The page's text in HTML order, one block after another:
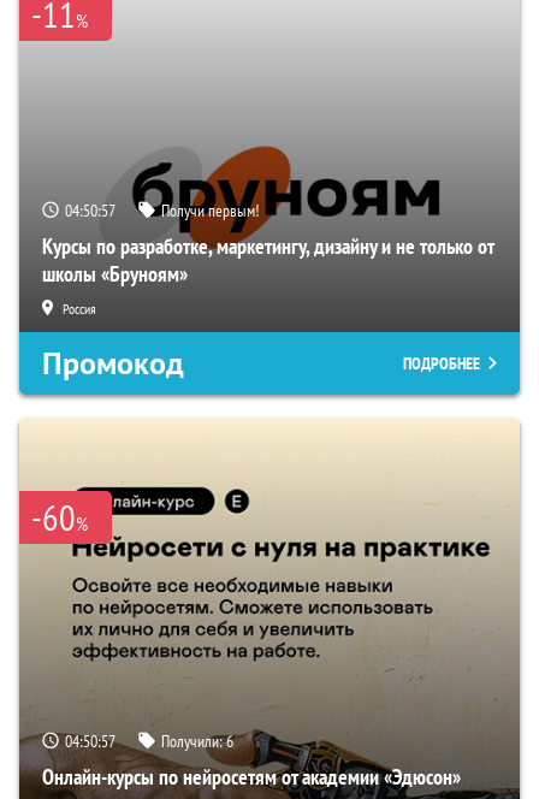
-11%
04:50:56 Получи первым!
Курсы по разработке, маркетингу, дизайну и не только от
школы «Бруноям»
Россия
Промокод ПОДРОБНЕЕ
-60%
04:50:56 Получили:6
Онлайн-курсы по нейросетям от академии «Эдюсон»